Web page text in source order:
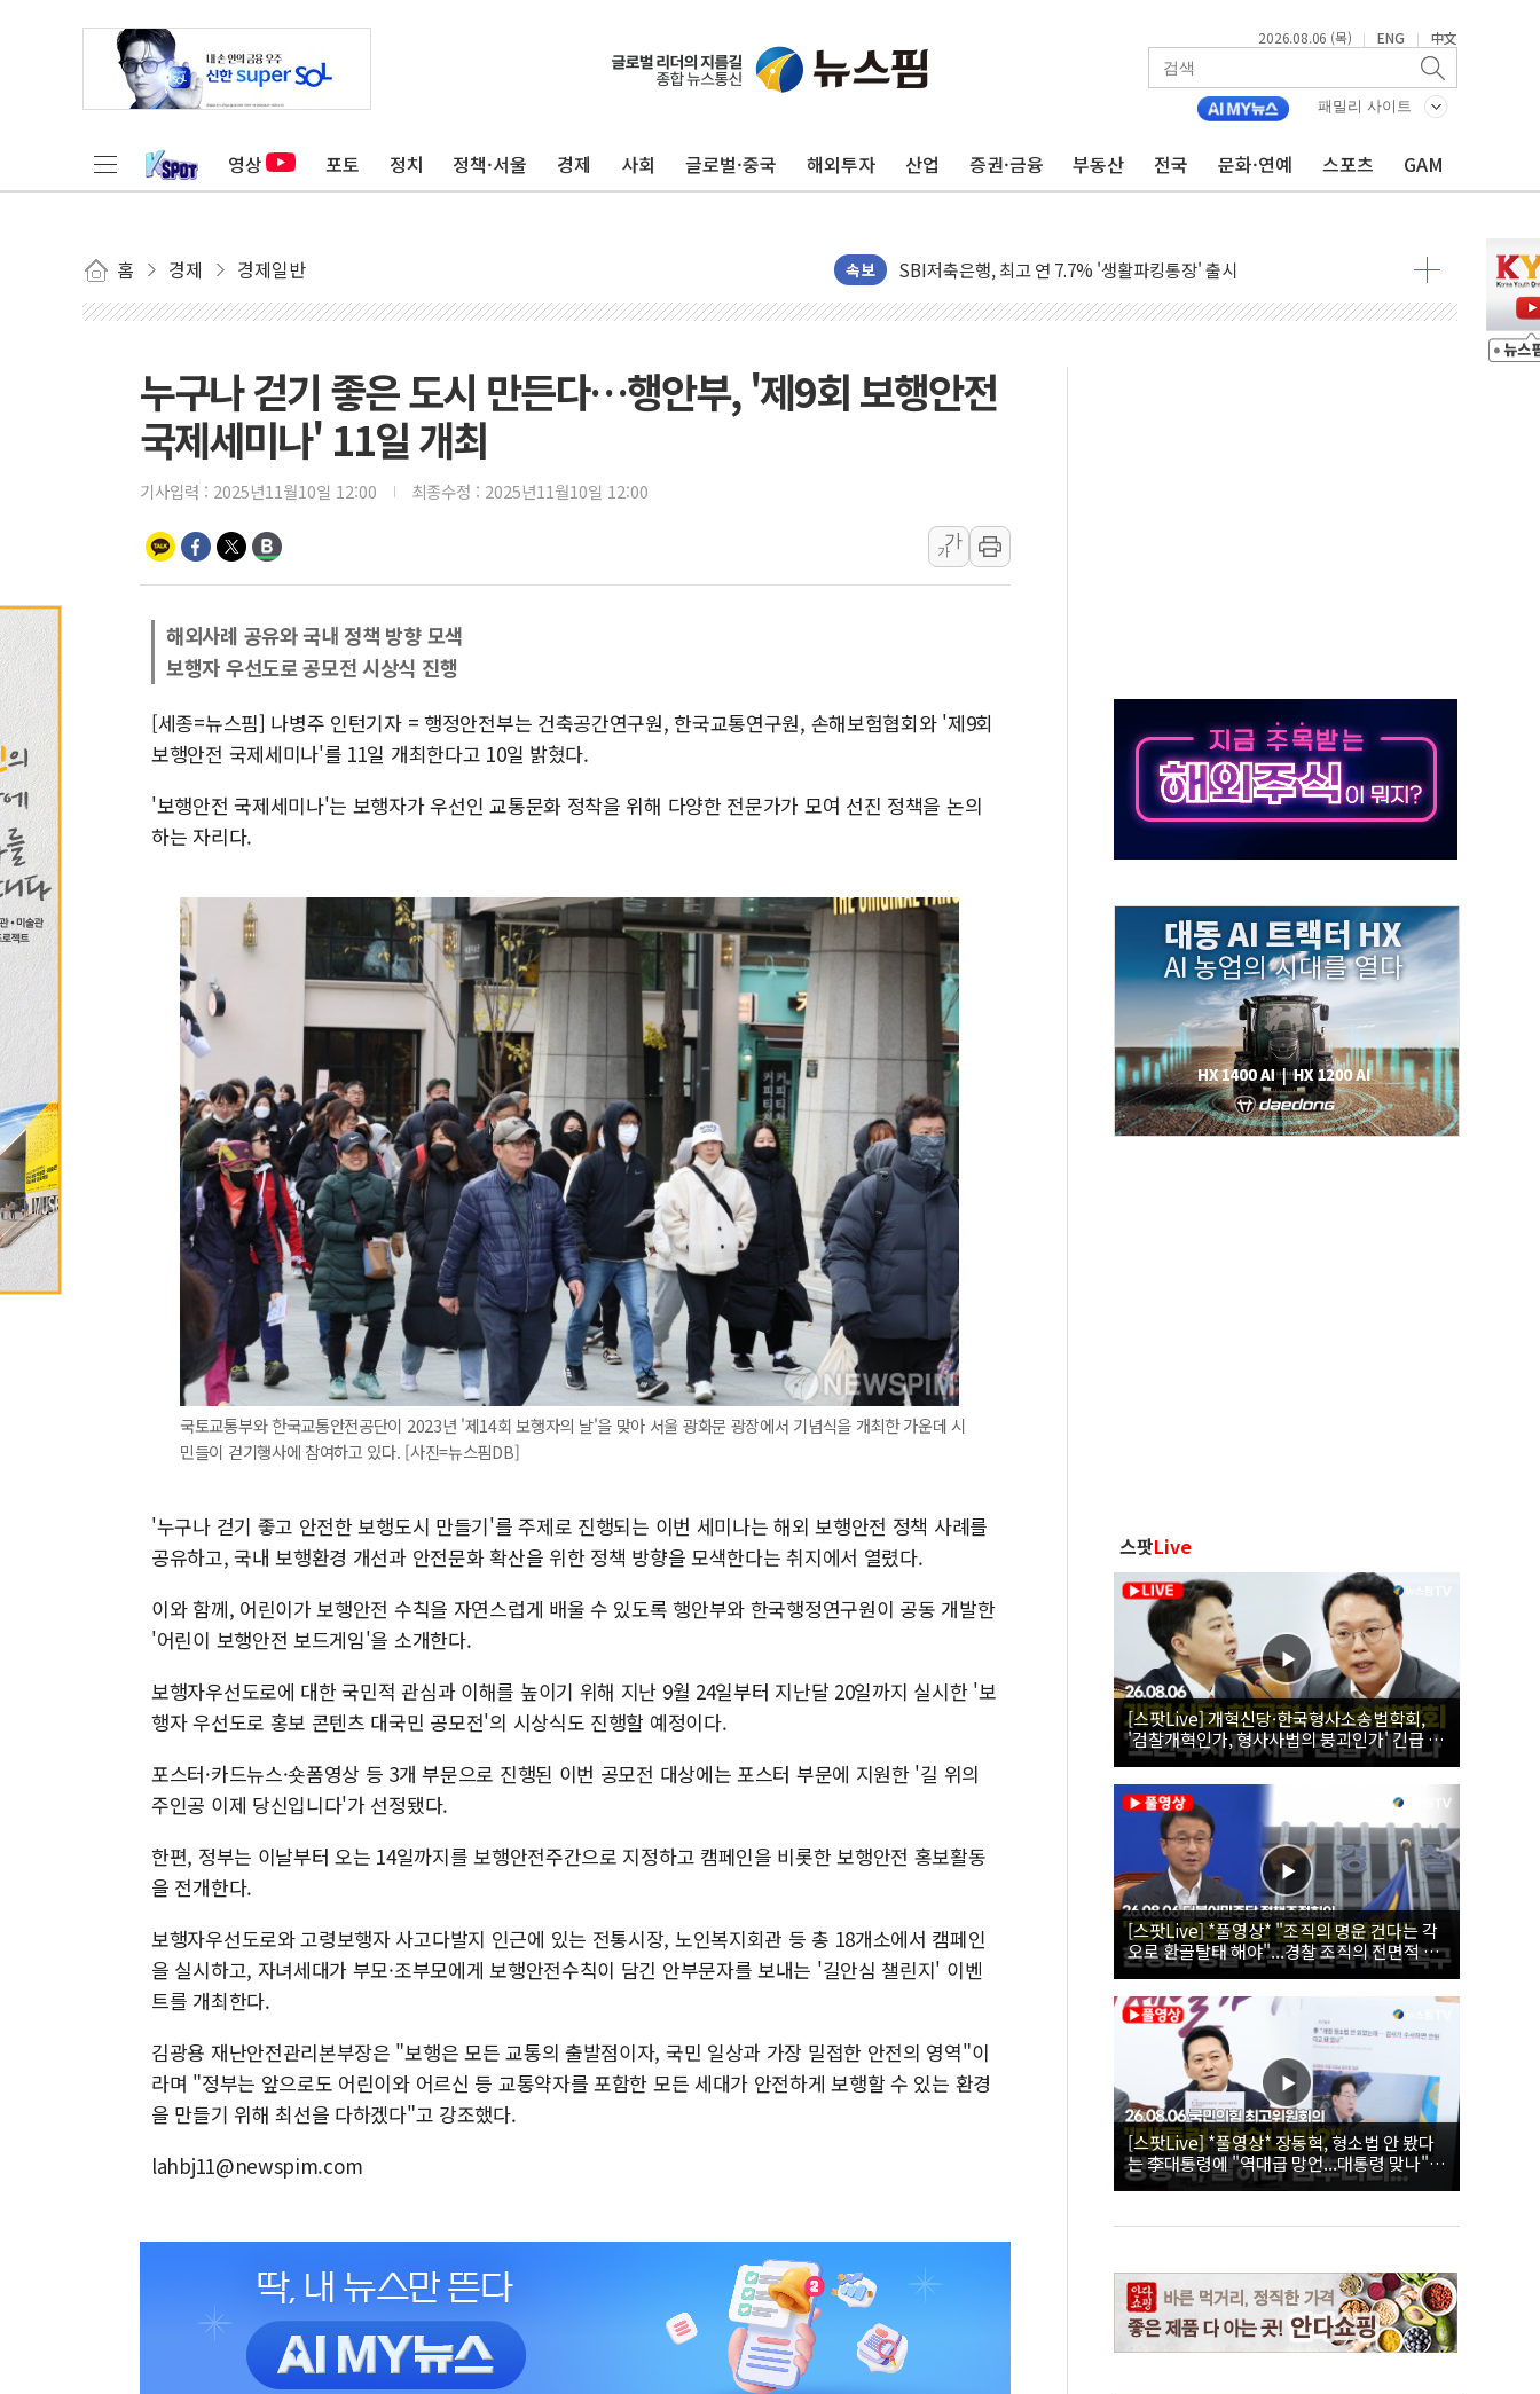
2026.08.06 (목) | ENG | 中文
패밀리 사이트
영상 포토 정치 정책·서울 경제 사회 글로벌·중국 해외투자 산업 증권·금융 부동산 전국 문화·연예 스포츠 GAM
홈 경제 경제일반 속보
삼성전자, FMS 2026서 차세대 AI 메모리 기술력 과시
LX하우시스 "역대급 폭염에 고단열 인테리어 관심 급증"
일 안 하고 '초과근무 수당' 챙긴 경찰관 2명 송치
[특징주] 고려아연, 상반기 최대 실적에 13%대 급등
한·체코 항공편 주10회로 확대…신규 항공사 진입길 열려
美중간선거 '색깔론' 덧씌우는 트럼프...당내선 "안 먹힌다" 균열
보훈부, 내년 워싱턴서 첫 '국제보훈컨퍼런스'… 한미동맹 상징성 부각
정점식, '부산 돌려차기' 부적절 발언 논란 사과…"재발 방지 모든 조치"
[특징주] 美 반도체 약세에 S7 모두 '파란불'
롯데에너지머티, 2분기 영업손실 169억원…전년 比 45.7% 축소
플래티어, '엑스젠' 운영·신뢰·확장성 강화
누구나 걷기 좋은 도시 만든다…행안부, '제9회 보행안전
국제세미나' 11일 개최
기사입력 : 2025년11월10일 12:00 최종수정 : 2025년11월10일 12:00
가
가
해외사례 공유와 국내 정책 방향 모색
보행자 우선도로 공모전 시상식 진행
[세종=뉴스핌] 나병주 인턴기자 = 행정안전부는 건축공간연구원, 한국교통연구원, 손해보험협회와 '제9회
보행안전 국제세미나'를 11일 개최한다고 10일 밝혔다.
'보행안전 국제세미나'는 보행자가 우선인 교통문화 정착을 위해 다양한 전문가가 모여 선진 정책을 논의
하는 자리다.
국토교통부와 한국교통안전공단이 2023년 '제14회 보행자의 날'을 맞아 서울 광화문 광장에서 기념식을 개최한 가운데 시
민들이 걷기행사에 참여하고 있다. [사진=뉴스핌DB]
'누구나 걷기 좋고 안전한 보행도시 만들기'를 주제로 진행되는 이번 세미나는 해외 보행안전 정책 사례를
공유하고, 국내 보행환경 개선과 안전문화 확산을 위한 정책 방향을 모색한다는 취지에서 열렸다.
이와 함께, 어린이가 보행안전 수칙을 자연스럽게 배울 수 있도록 행안부와 한국행정연구원이 공동 개발한
'어린이 보행안전 보드게임'을 소개한다.
보행자우선도로에 대한 국민적 관심과 이해를 높이기 위해 지난 9월 24일부터 지난달 20일까지 실시한 '보
행자 우선도로 홍보 콘텐츠 대국민 공모전'의 시상식도 진행할 예정이다.
포스터·카드뉴스·숏폼영상 등 3개 부문으로 진행된 이번 공모전 대상에는 포스터 부문에 지원한 '길 위의
주인공 이제 당신입니다'가 선정됐다.
한편, 정부는 이날부터 오는 14일까지를 보행안전주간으로 지정하고 캠페인을 비롯한 보행안전 홍보활동
을 전개한다.
보행자우선도로와 고령보행자 사고다발지 인근에 있는 전통시장, 노인복지회관 등 총 18개소에서 캠페인
을 실시하고, 자녀세대가 부모·조부모에게 보행안전수칙이 담긴 안부문자를 보내는 '길안심 챌린지' 이벤
트를 개최한다.
김광용 재난안전관리본부장은 "보행은 모든 교통의 출발점이자, 국민 일상과 가장 밀접한 안전의 영역"이
라며 "정부는 앞으로도 어린이와 어르신 등 교통약자를 포함한 모든 세대가 안전하게 보행할 수 있는 환경
을 만들기 위해 최선을 다하겠다"고 강조했다.
lahbj11@newspim.com
스팟Live
[스팟Live] 개혁신당·한국형사소송법학회,
'검찰개혁인가, 형사사법의 붕괴인가' 긴급 세
미나｜26.08.06
[스팟Live] *풀영상* "조직의 명운 건다는 각
오로 환골탈태 해야"...경찰 조직의 전면적 쇄
신 촉구한 한병도 | 26.08.06 더불어민주당 정
책조정회의
[스팟Live] *풀영상* 장동혁, 형소법 안 봤다
는 李대통령에 "역대급 망언...대통령 맞나"｜
26.08.06 국민의힘 최고위원회의